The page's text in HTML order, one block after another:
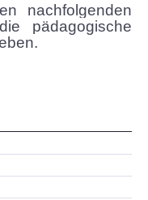
nachfolgenden
die pädagogische